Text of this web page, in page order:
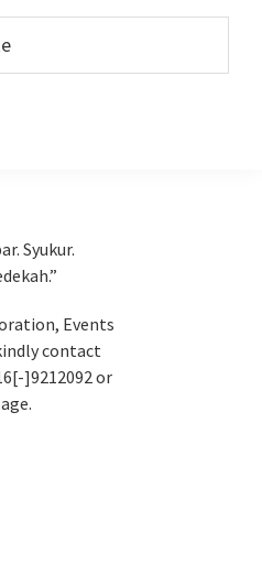
Syukur.
Events
contact
]9212092 or